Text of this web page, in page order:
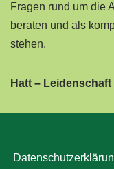
Fragen rund um die
beraten und als
stehen.
Hatt –